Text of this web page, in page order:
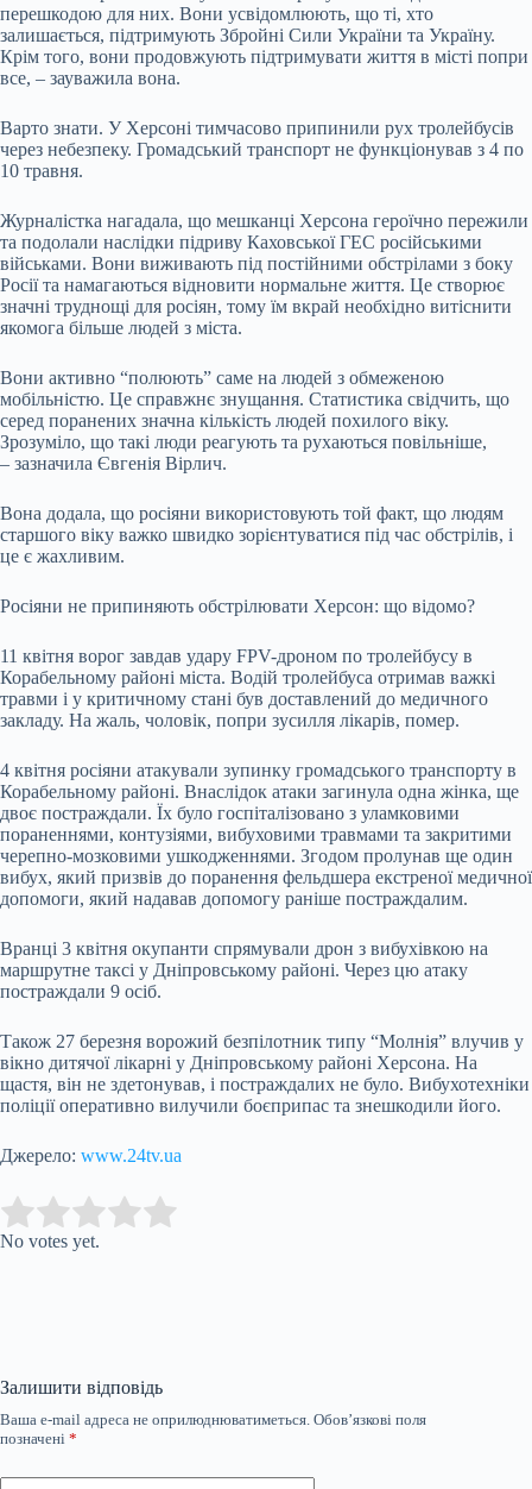
перешкодою для них. Вони усвідомлюють, що ті, хто
залишається, підтримують Збройні Сили України та Україну.
Крім того, вони продовжують підтримувати життя в місті попри
все, – зауважила вона.
Варто знати. У Херсоні тимчасово припинили рух тролейбусів
через небезпеку. Громадський транспорт не функціонував з 4 по
10 травня.
Журналістка нагадала, що мешканці Херсона героїчно пережили
та подолали наслідки підриву Каховської ГЕС російськими
військами. Вони виживають під постійними обстрілами з боку
Росії та намагаються відновити нормальне життя. Це створює
значні труднощі для росіян, тому їм вкрай необхідно витіснити
якомога більше людей з міста.
Вони активно “полюють” саме на людей з обмеженою
мобільністю. Це справжнє знущання. Статистика свідчить, що
серед поранених значна кількість людей похилого віку.
Зрозуміло, що такі люди реагують та рухаються повільніше,
– зазначила Євгенія Вірлич.
Вона додала, що росіяни використовують той факт, що людям
старшого віку важко швидко зорієнтуватися під час обстрілів, і
це є жахливим.
Росіяни не припиняють обстрілювати Херсон: що відомо?
11 квітня ворог завдав удару FPV-дроном по тролейбусу в
Корабельному районі міста. Водій тролейбуса отримав важкі
травми і у критичному стані був доставлений до медичного
закладу. На жаль, чоловік, попри зусилля лікарів, помер.
4 квітня росіяни атакували зупинку громадського транспорту в
Корабельному районі. Внаслідок атаки загинула одна жінка, ще
двоє постраждали. Їх було госпіталізовано з уламковими
пораненнями, контузіями, вибуховими травмами та закритими
черепно-мозковими ушкодженнями. Згодом пролунав ще один
вибух, який призвів до поранення фельдшера екстреної медичної
допомоги, який надавав допомогу раніше постраждалим.
Вранці 3 квітня окупанти спрямували дрон з вибухівкою на
маршрутне таксі у Дніпровському районі. Через цю атаку
постраждали 9 осіб.
Також 27 березня ворожий безпілотник типу “Молнія” влучив у
вікно дитячої лікарні у Дніпровському районі Херсона. На
щастя, він не здетонував, і постраждалих не було. Вибухотехніки
поліції оперативно вилучили боєприпас та знешкодили його.
Джерело: www.24tv.ua
Rate this item:
No votes yet.
Залишити відповідь
Ваша e-mail адреса не оприлюднюватиметься. Обов’язкові поля
позначені *